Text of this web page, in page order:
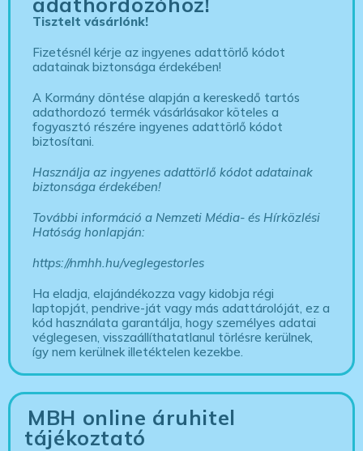
Tisztelt vásárlónk!
Fizetésnél kérje az ingyenes adattörlő kódot
adatainak biztonsága érdekében!
A Kormány döntése alapján a kereskedő tartós
adathordozó termék vásárlásakor köteles a
fogyasztó részére ingyenes adattörlő kódot
biztosítani.
Használja az ingyenes adattörlő kódot adatainak
biztonsága érdekében!
További információ a Nemzeti Média- és Hírközlési
Hatóság honlapján:
https://nmhh.hu/veglegestorles
Ha eladja, elajándékozza vagy kidobja régi
laptopját, pendrive-ját vagy más adattárolóját, ez a
kód használata garantálja, hogy személyes adatai
véglegesen, visszaállíthatatlanul törlésre kerülnek,
így nem kerülnek illetéktelen kezekbe.
MBH online áruhitel
tájékoztató